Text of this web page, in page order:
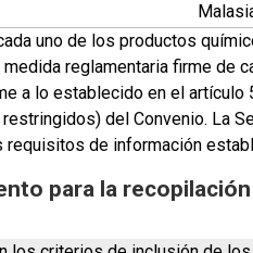
uno de los productos
reglamentaria firme de
a lo establecido en el
del Convenio. La
requisitos de información
para la